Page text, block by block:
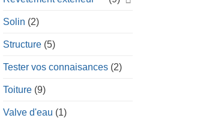
Solin (2)
Structure(5)
Tester vos connaisances(2)
Toiture(9)
Valve d'eau (1)